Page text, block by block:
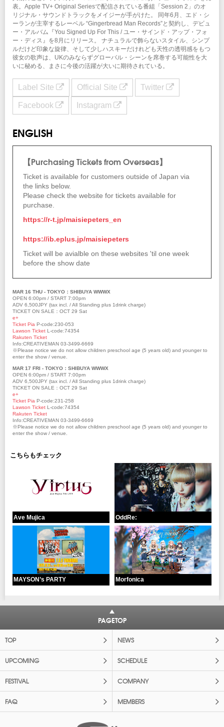
表。Apple TV+ Original Seriesで配信されている番組「Session 2」のオ
リジナル・サウンドトラックをメイジーが手がけた。 同年6月、エド・シ
ーランが主宰するレーベル “Gingerbread Man Records”と契約し、デビュ
ー・アルバム『You Signed Up For This / ユー・サインド・アップ・フォ
ー・ディス』を8月にリリース。 ナチュラルで飾らないスタイル、シンプ
ルだけど印象な旋律、そして少しハスキーだけれども天性の透明感をもつ
彼女の歌声は、UKのみならずグローバル・シーンを席巻する可能性を大
いに秘める、まさに今後の活躍が大いに期待されている。
Label Site Official Site Twitter
Facebook Instagram
ENGLISH
【Purchasing Tickets from Overseas】
Ticket is available for customers outside of Japan via
the links below.
Please check the website for tickets available for
purchase.
https://r-t.jp/maisiepeters_en
https://ib.eplus.jp/maisiepeters
Ticket will be avialble on these websites 'til one week
before the show date
MAR 16 THU - TOKYO：SHIBUYA WWWX
OPEN 6:00pm / START 7:00pm
ADV 6,500JPY (tax incl. / All Standing plus 1drink charge)
TICKET ON SALE：OCT 29 Sat
e+
Ticket Pia P-code:230-053
Lawson Ticket L-code:74354
Rakuten Ticket
Info:CREATIVEMAN 03-3499-6669
※Please notice we do not allow children preschool age (5 years old) and younger to
enter the show / venue.
MAR 17 FRI - TOKYO：SHIBUYA WWWX
OPEN 6:00pm / START 7:00pm
ADV 6,500JPY (tax incl. / All Standing plus 1drink charge)
TICKET ON SALE：OCT 29 Sat
e+
Ticket Pia P-code:231-258
Lawson Ticket L-code:74354
Rakuten Ticket
Info:CREATIVEMAN 03-3499-6669
※Please notice we do not allow children preschool age (5 years old) and younger to
enter the show / venue.
こちらもチェック
Ave Mujica OddRe:
MAYSON’s PARTY Morfonica
PAGETOP
TOP NEWS
UPCOMING SCHEDULE
FESTIVAL COMPANY
FAQ MEMBERS